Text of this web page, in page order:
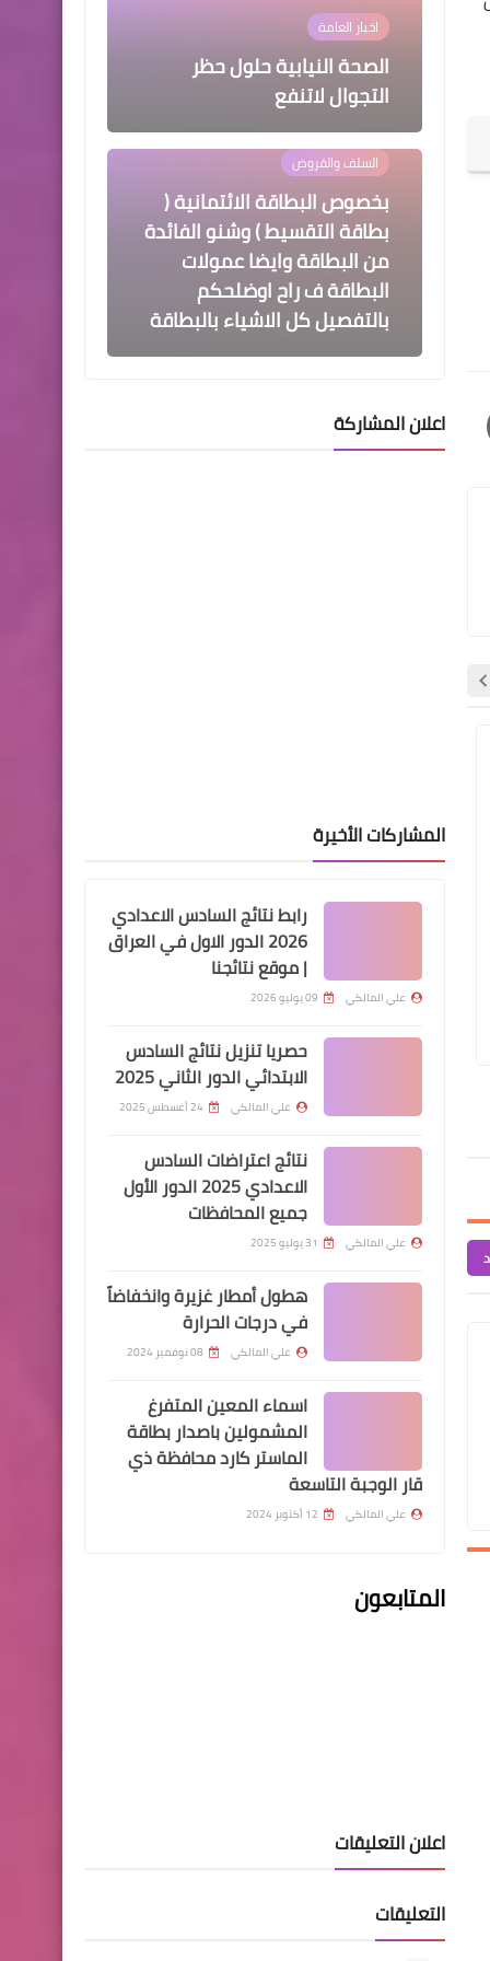
علي المالكي 26 سبتمبر 2024
مباشرة عقود الرعاية بصفة رجل امن
الوجبة الاولى
اخبار العامة
الصحة النيابية حلول حظر
التجوال لاتنفع
السلف والقروض
بخصوص البطاقة الائتمانية (
بطاقة التقسيط ) وشنو الفائدة
من البطاقة وايضا عمولات
البطاقة ف راح اوضلحكم
بالتفصيل كل الاشياء بالبطاقة
وزير العمل يتفقَّـد مركز
تكنولوجيا المعلومات ويشدد
تم اكتمال رفع رواتب
الموظفين في الدوائر ادناه
تم صرف رواتب الدوائر التالية
اسماء االرعاية الاجتماعية
الاجتماعية لمحافظة البصرة
الوجبة الأولى
للمتقاعدين ممن تم استبدال
العمل النيابية: نسعى لزيادة
اعلان المشاركة
المشاركات الأخيرة
رابط نتائج السادس الاعدادي
2026 الدور الاول في العراق
| موقع نتائجنا
علي المالكي 09 يوليو 2026
حصريا تنزيل نتائج السادس
الابتدائي الدور الثاني 2025
علي المالكي 24 أغسطس 2025
نتائج اعتراضات السادس
الاعدادي 2025 الدور الأول
جميع المحافظات
علي المالكي 31 يوليو 2025
هطول أمطار غزيرة وانخفاضاً
في درجات الحرارة
علي المالكي 08 نوفمبر 2024
اسماء المعين المتفرغ
المشمولين باصدار بطاقة
الماستر كارد محافظة ذي
قار الوجبة التاسعة
علي المالكي 12 أكتوبر 2024
المتابعون
اعلان التعليقات
التعليقات